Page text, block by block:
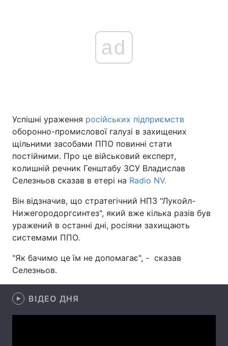
Економіка Світ
Спорт Наука
Техно і зв'язок Лайт
Зброя Інциденти
Здоров'я Туризм
Цікавинки
Екологія Регіони
Лонгріди
Відео з Youtube Статті
ad
Успішні ураження російських підприємств
оборонно-промислової галузі в захищених
щільними засобами ППО повинні стати
постійними. Про це військовий експерт,
колишній речник Генштабу ЗСУ Владислав
Селезньов сказав в етері на Radio NV.
Він відзначив, що стратегічний НПЗ "Лукойл-
Нижегородоргсинтез", який вже кілька разів був
уражений в останні дні, росіяни захищають
системами ППО.
"Як бачимо це їм не допомагає", - сказав
Селезньов.
ВІДЕО ДНЯ